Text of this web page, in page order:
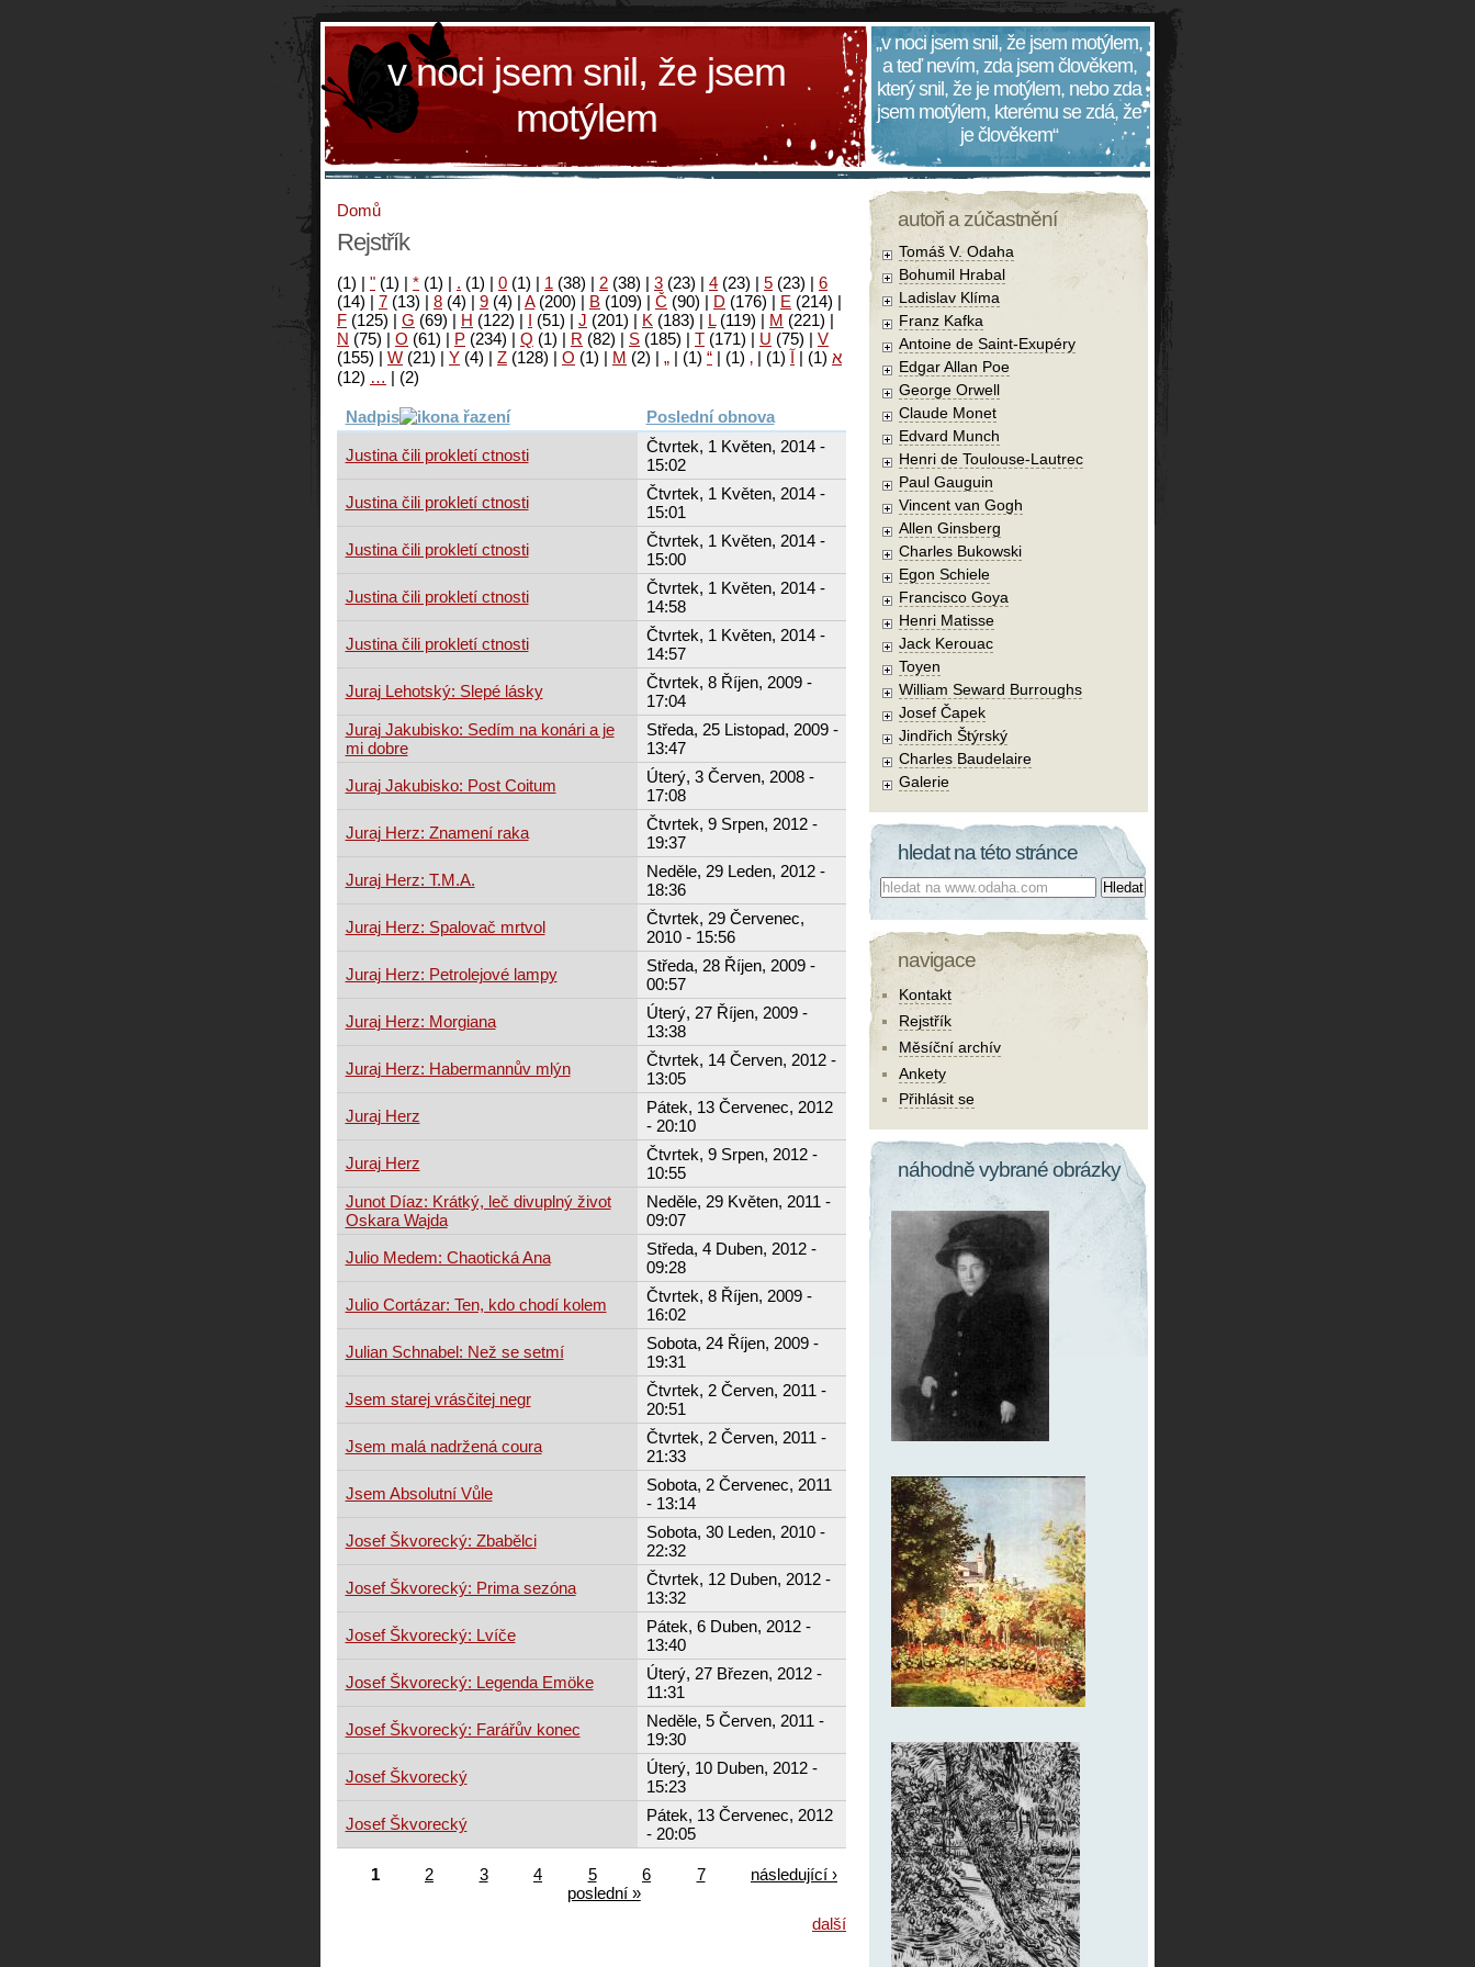
v noci jsem snil, že jsem
motýlem
„v noci jsem snil, že jsem motýlem,
a teď nevím, zda jsem člověkem,
který snil, že je motýlem, nebo zda
jsem motýlem, kterému se zdá, že
je člověkem“
Domů
Rejstřík
(1) | " (1) | * (1) | . (1) | 0 (1) | 1 (38) | 2 (38) | 3 (23) | 4 (23) | 5 (23) | 6
(14) | 7 (13) | 8 (4) | 9 (4) | A(200) | B (109) | Č (90) | D (176) | E (214) |
F (125) | G (69) | H (122) | I (51) | J (201) | K (183) | L(119) | M (221) |
N (75) | O (61) | P (234) | Q (1) | R (82) | S (185) | T (171) | U (75) | V
(155) | W (21) | Y (4) | Z (128) | Ο (1) | М (2) | א (1)
| آ (1)
|
‚
(1)
|
“
(1)
|
„
(2)
|
…
(12)
Nadpis Poslední obnova
Justina čili prokletí ctnosti
Čtvrtek, 1 Květen, 2014 -
15:02
Justina čili prokletí ctnosti
Čtvrtek, 1 Květen, 2014 -
15:01
Justina čili prokletí ctnosti
Čtvrtek, 1 Květen, 2014 -
15:00
Justina čili prokletí ctnosti
Čtvrtek, 1 Květen, 2014 -
14:58
Justina čili prokletí ctnosti
Čtvrtek, 1 Květen, 2014 -
14:57
Juraj Lehotský: Slepé lásky
Čtvrtek, 8 Říjen, 2009 -
17:04
Juraj Jakubisko: Sedím na konári a je
mi dobre
Středa, 25 Listopad, 2009 -
13:47
Juraj Jakubisko: Post Coitum
Úterý, 3 Červen, 2008 -
17:08
Juraj Herz: Znamení raka
Čtvrtek, 9 Srpen, 2012 -
19:37
Juraj Herz: T.M.A.
Neděle, 29 Leden, 2012 -
18:36
Juraj Herz: Spalovač mrtvol
Čtvrtek, 29 Červenec,
2010 - 15:56
Juraj Herz: Petrolejové lampy
Středa, 28 Říjen, 2009 -
00:57
Juraj Herz: Morgiana
Úterý, 27 Říjen, 2009 -
13:38
Juraj Herz: Habermannův mlýn
Čtvrtek, 14 Červen, 2012 -
13:05
Juraj Herz
Pátek, 13 Červenec, 2012
- 20:10
Juraj Herz
Čtvrtek, 9 Srpen, 2012 -
10:55
Junot Díaz: Krátký, leč divuplný život
Oskara Wajda
Neděle, 29 Květen, 2011 -
09:07
Julio Medem: Chaotická Ana
Středa, 4 Duben, 2012 -
09:28
Julio Cortázar: Ten, kdo chodí kolem
Čtvrtek, 8 Říjen, 2009 -
16:02
Julian Schnabel: Než se setmí
Sobota, 24 Říjen, 2009 -
19:31
Jsem starej vrásčitej negr
Čtvrtek, 2 Červen, 2011 -
20:51
Jsem malá nadržená coura
Čtvrtek, 2 Červen, 2011 -
21:33
Jsem Absolutní Vůle
Sobota, 2 Červenec, 2011
- 13:14
Josef Škvorecký: Zbabělci
Sobota, 30 Leden, 2010 -
22:32
Josef Škvorecký: Prima sezóna
Čtvrtek, 12 Duben, 2012 -
13:32
Josef Škvorecký: Lvíče
Pátek, 6 Duben, 2012 -
13:40
Josef Škvorecký: Legenda Emöke
Úterý, 27 Březen, 2012 -
11:31
Josef Škvorecký: Farářův konec
Neděle, 5 Červen, 2011 -
19:30
Josef Škvorecký
Úterý, 10 Duben, 2012 -
15:23
Josef Škvorecký
Pátek, 13 Červenec, 2012
- 20:05
1 2 3 4 5 6 7
následující ›
poslední »
další
autoři a zúčastnění
Tomáš V. Odaha
Bohumil Hrabal
Ladislav Klíma
Franz Kafka
Antoine de Saint-Exupéry
Edgar Allan Poe
George Orwell
Claude Monet
Edvard Munch
Henri de Toulouse-Lautrec
Paul Gauguin
Vincent van Gogh
Allen Ginsberg
Charles Bukowski
Egon Schiele
Francisco Goya
Henri Matisse
Jack Kerouac
Toyen
William Seward Burroughs
Josef Čapek
Jindřich Štýrský
Charles Baudelaire
Galerie
hledat na této stránce
Co hledat:
navigace
Kontakt
Rejstřík
Měsíční archív
Ankety
Přihlásit se
náhodně vybrané obrázky